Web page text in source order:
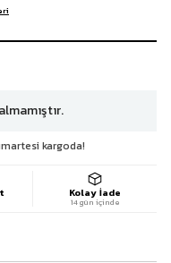
kargoda!
Kolay İade
14 gün içinde